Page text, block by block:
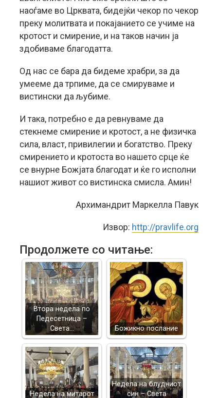
наоѓаме во Црквата, бидејќи чекор по чекор
преку молитвата и покајанието се учиме на
кротост и смирение, и на таков начин ја
здобиваме благодатта.
Од нас се бара да бидеме храбри, за да
умееме да трпиме, да се смируваме и
вистински да љубиме.
И така, потребно е да ревнуваме да
стекнеме смирение и кротост, а не физичка
сила, власт, привилегии и богатство. Преку
смирението и кротоста во нашето срце ќе
се внурне Божјата благодат и ќе го исполни
нашиот живот со вистинска смисла. Амин!
Aрхимандрит Маркелла Павук
Извор: http://pravlife.org
Продолжете со читање:
Втора недела по
Педесетница –
Света…
Божикно послание
Недела на митарот
Недела на блудниот
син – Света